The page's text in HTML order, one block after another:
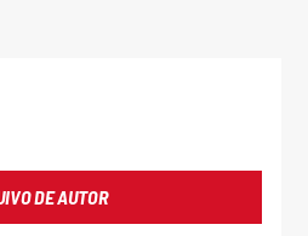
DE AUTOR